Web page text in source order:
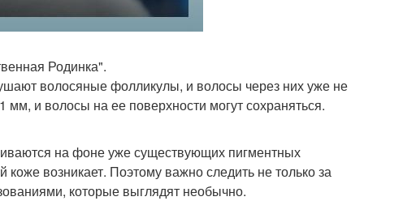
Родинка".
волосяные фолликулы, и волосы через них уже не
и волосы на ее поверхности могут сохраняться.
на фоне уже существующих пигментных
возникает. Поэтому важно следить не только за
которые выглядят необычно.